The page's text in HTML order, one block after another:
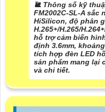
🐌 Thông số kỹ
FM2002C-SL-A
HiSilicon, độ phân
H.265+/H.265/
hỗ trợ cảm biến
định 3.6mm,
tích hợp đèn LED
sản phẩm mang lại
và chi tiết.